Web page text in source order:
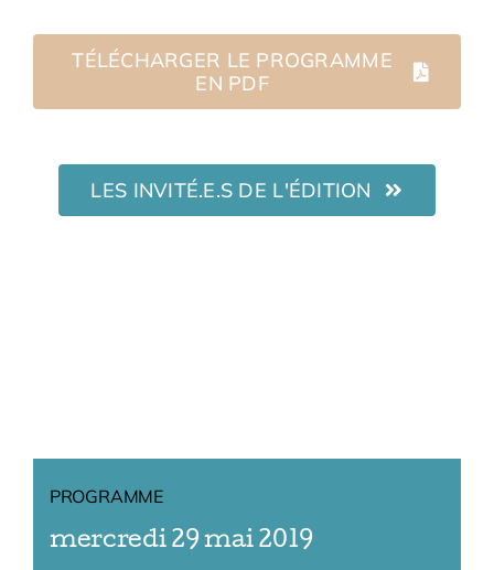
TÉLÉCHARGER LE PROGRAMME
EN PDF
LES INVITÉ.E.S DE L'ÉDITION
PROGRAMME
mercredi 29 mai 2019